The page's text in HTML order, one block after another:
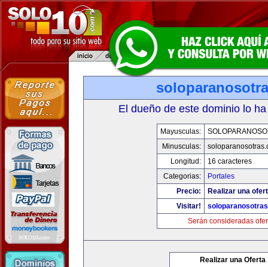
El dueño de este dominio lo
Mayusculas:
Minusculas:
Longitud:
16 caracteres
Categorias:
Portales
Precio:
Realizar una
Visitar!
Serán consideradas
Realizar una Oferta